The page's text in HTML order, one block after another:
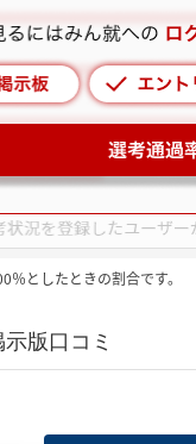
としたときの割合です。
版口コミ